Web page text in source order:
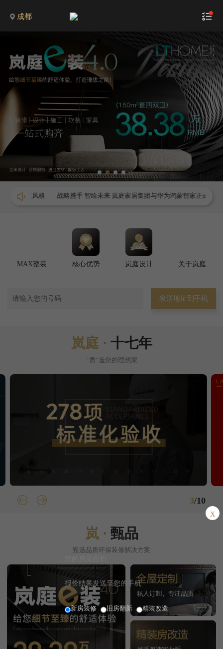
成都
装风格 战略携手 智绘未来 岚庭家居集团与华为鸿蒙智家正式签署框架合
MAX整装 核心优势 岚庭设计 关于岚庭
发送地址到手机
岚庭 · 十七年
“质”造您的理想家
3/10
岚 · 甄品
甄选品质环保装修解决方案
x
新房装修 旧房翻新 精装改造